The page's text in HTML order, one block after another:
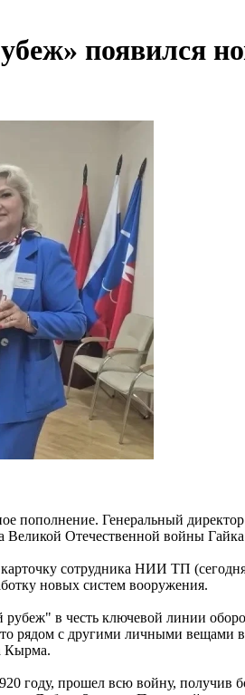
появился
пополнение. Генеральный
Отечественной войны
сотрудника НИИ ТП
новых систем вооружения.
в честь ключевой линии
рядом с другими личными
Кырма.
году, прошел всю войну, получив